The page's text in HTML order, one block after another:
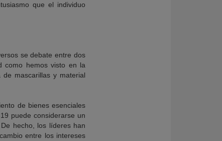
que el individuo
se debate entre dos
como hemos visto en la
mascarillas y material
de bienes esenciales
puede considerarse un
hecho, los líderes han
entre los intereses